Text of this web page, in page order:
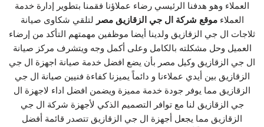
العملاء وهو هدفنا الرئيسي رضاء عملاؤنا فقمنا بتطوير إدارة خدمة
العملاءموقع شركة ال جي الزقازيق مصر لتلقي شكاوى صيانة
ثلاجات ال جي الزقازيق ولدينا أيضا موظفين مهمتهم التأكد من إرضاء
العميل وحل مشكلته بالكامل وعلى أكمل وجه ويتشرف مركز صيانة
ال جي الزقازيق وكيل مصر بأن يضع افضل خدمة صيانة اجهزة ال جي
الزقازيق بين أيدي عملاءنا و دائماً يميزنا كفاءة فنيين صيانة ال جي
الزقازيق مما يوفر جودة خدمة مميزة ويضمن افضل اداء لاجهزة ال
جي الزقازيق لنا مع توافر التصميم الذكي لأجهزة شركة ال جي
الزقازيق مما يجعل أجهزة ال جي الزقازيق تتصدر قائمة أفضل